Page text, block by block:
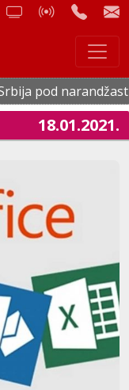
pod
18.01.2021.